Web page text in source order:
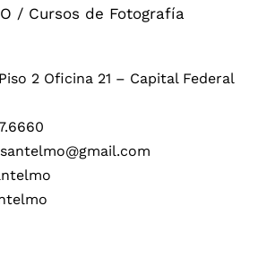
/ Cursos de Fotografía
2 Oficina 21 – Capital Federal